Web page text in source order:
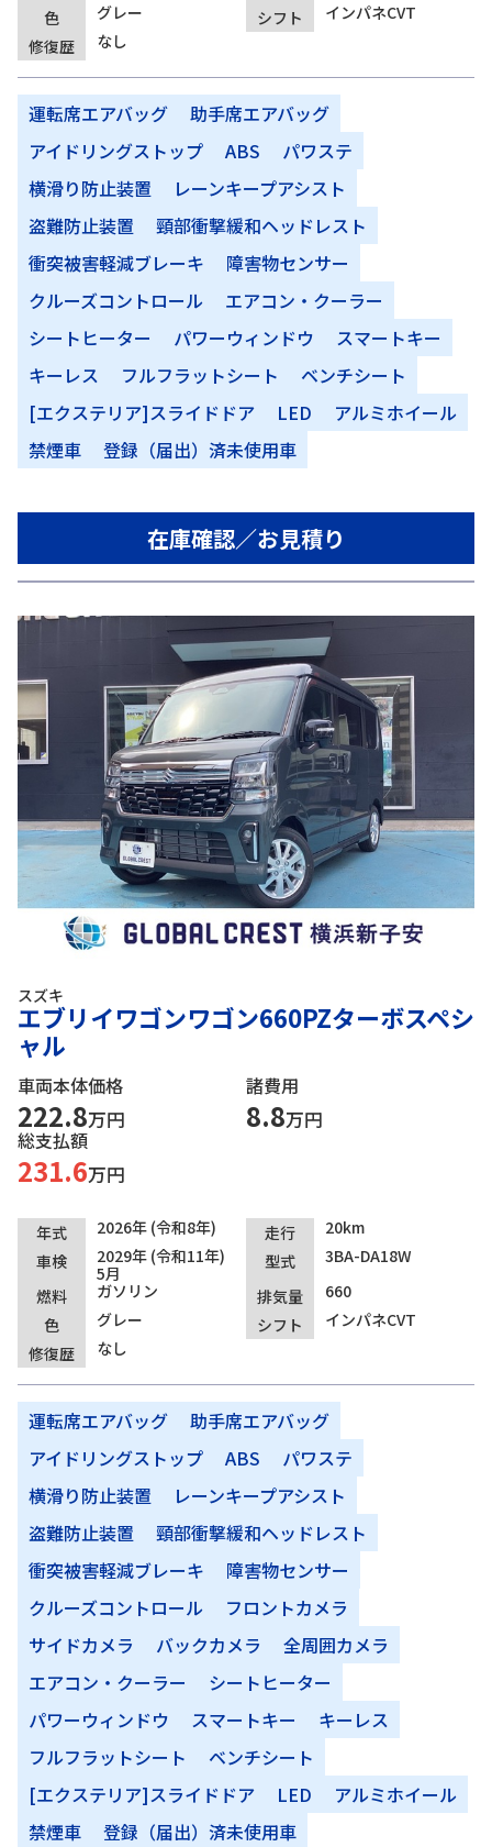
色 グレー シフト
インパネCVT
修復歴
なし
運転席エアバッグ
助手席エアバッグ
アイドリングストップ
ABS
パワステ
横滑り防止装置
レーンキープアシスト
盗難防止装置
頸部衝撃緩和ヘッドレスト
衝突被害軽減ブレーキ
障害物センサー
クルーズコントロール
エアコン・クーラー
シートヒーター
パワーウィンドウ
スマートキー
キーレス
フルフラットシート
ベンチシート
[エクステリア]スライドドア
LED
アルミホイール
禁煙車
登録（届出）済未使用車
在庫確認／お見積り
スズキ
エブリイワゴンワゴン660PZターボスペシ
ャル
車両本体価格
222.8万円
諸費用
8.8万円
総支払額
231.6万円
年式 2026年 (令和8年) 走行
20km
車検
2029年 (令和11年)
5月
型式
3BA-DA18W
燃料
ガソリン 排気量
660
色
グレー シフト
インパネCVT
修復歴
なし
運転席エアバッグ
助手席エアバッグ
アイドリングストップ
ABS
パワステ
横滑り防止装置
レーンキープアシスト
盗難防止装置
頸部衝撃緩和ヘッドレスト
衝突被害軽減ブレーキ
障害物センサー
クルーズコントロール
フロントカメラ
サイドカメラ
バックカメラ
全周囲カメラ
エアコン・クーラー
シートヒーター
パワーウィンドウ
スマートキー
キーレス
フルフラットシート
ベンチシート
[エクステリア]スライドドア
LED
アルミホイール
禁煙車
登録（届出）済未使用車